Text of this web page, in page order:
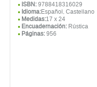
ISBN: 9788418316029
Idioma:Español, Castellano
Medidas:17 x 24
Encuadernación: Rústica
Páginas: 956